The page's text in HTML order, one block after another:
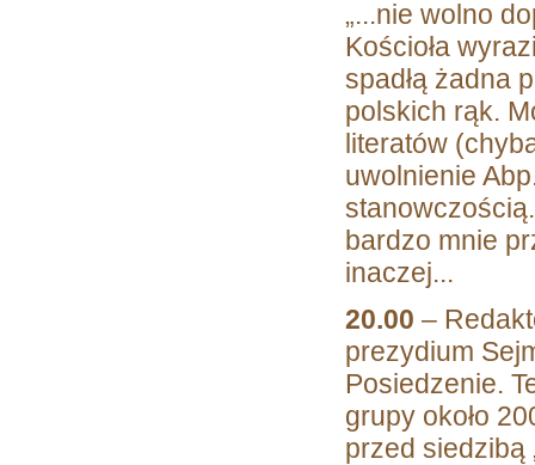
„...nie wolno
Kościoła
spadłą żadna
polskich rąk.
literatów
uwolnienie
bardzo mnie
inaczej...
20.00 –
prezydium
Posiedzenie.
grupy około
przed siedzibą